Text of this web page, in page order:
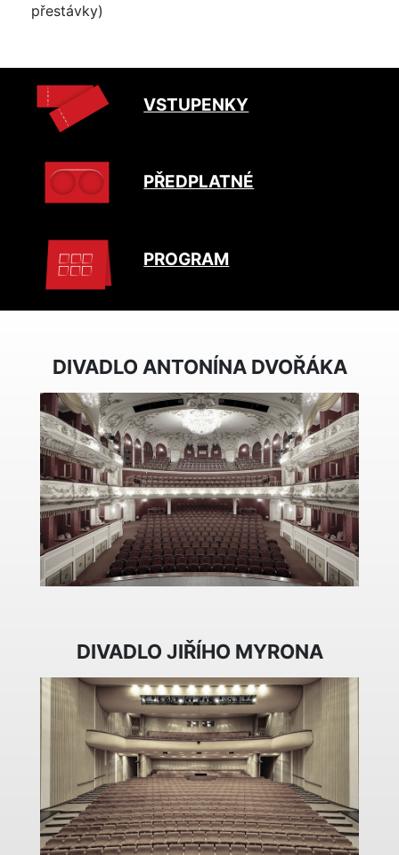
přestávky)
VSTUPENKY
PŘEDPLATNÉ
PROGRAM
DIVADLO ANTONÍNA DVOŘÁKA
DIVADLO JIŘÍHO MYRONA